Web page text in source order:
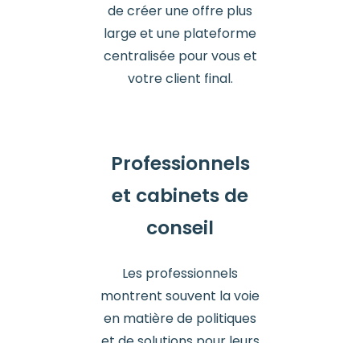
de créer une offre plus
large et une plateforme
centralisée pour vous et
votre client final.
Professionnels
et cabinets de
conseil
Les professionnels
montrent souvent la voie
en matière de politiques